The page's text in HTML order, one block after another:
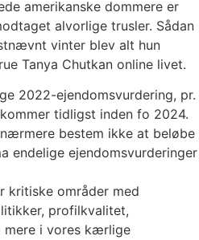
amerikanske dommere er
alvorlige trusler. Sådan
vinter blev alt hun
Tanya Chutkan online livet.
2022-ejendomsvurdering, pr.
tidligst inden fo 2024.
bestem ikke at beløbe
endelige ejendomsvurderinger
kritiske områder med
profilkvalitet,
mere i vores kærlige